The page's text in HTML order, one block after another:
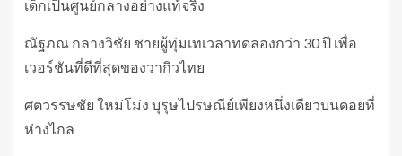
เด็กเป็นศูนย์กลางอย่างแท้จริง
ณัฐภณ กลางวิชัย ชายผู้ทุ่มเทเวลาทดลองกว่า 30 ปี เพื่อ
เวอร์ชันที่ดีที่สุดของวากิวไทย
ศตวรรษชัย ใหม่โม่ง บุรุษไปรษณีย์เพียงหนึ่งเดียวบนดอยที่
ห่างไกล